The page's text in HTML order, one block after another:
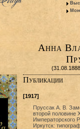
Анна
Публикации
[1917]
Пруссак А. В.
второй половине
Императорского
Иркутск: